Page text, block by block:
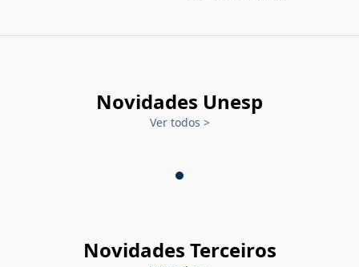
Novidades Unesp
Ver todos >
Novidades Terceiros